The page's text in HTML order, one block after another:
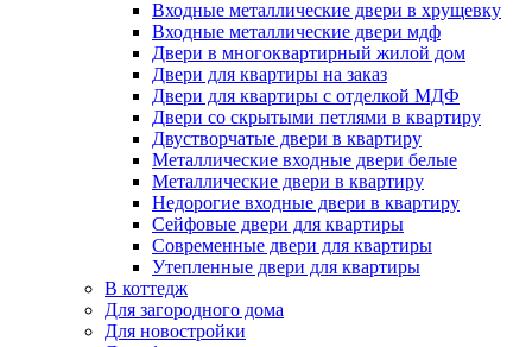
Входные металлические двери в хрущевку
Входные металлические двери мдф
Двери в многоквартирный жилой дом
Двери для квартиры на заказ
Двери для квартиры с отделкой МДФ
Двери со скрытыми петлями в квартиру
Двустворчатые двери в квартиру
Металлические входные двери белые
Металлические двери в квартиру
Недорогие входные двери в квартиру
Сейфовые двери для квартиры
Современные двери для квартиры
Утепленные двери для квартиры
В коттедж
Для загородного дома
Для новостройки